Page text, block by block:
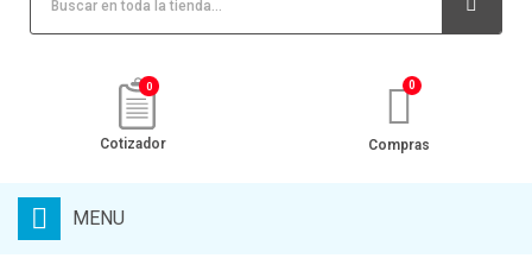
0
Cotizador Compras
MENU